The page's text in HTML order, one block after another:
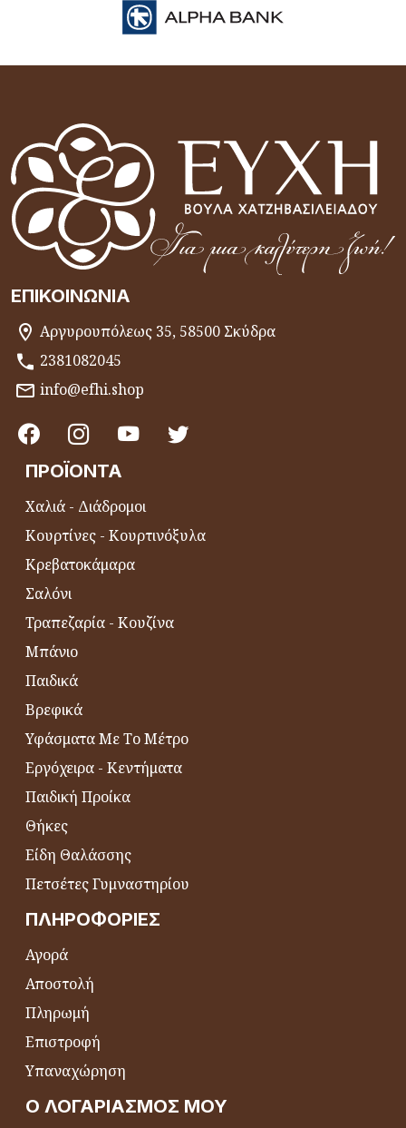
ΕΠΙΚΟΙΝΩΝΊΑ
Αργυρουπόλεως 35, 58500 Σκύδρα
2381082045
info@efhi.shop
ΠΡΟΪΌΝΤΑ
Χαλιά - Διάδρομοι
Κουρτίνες - Κουρτινόξυλα
Κρεβατοκάμαρα
Σαλόνι
Τραπεζαρία - Κουζίνα
Μπάνιο
Παιδικά
Βρεφικά
Υφάσματα Με Το Μέτρο
Εργόχειρα - Κεντήματα
Παιδική Προίκα
Θήκες
Είδη Θαλάσσης
Πετσέτες Γυμναστηρίου
ΠΛΗΡΟΦΟΡΊΕΣ
Αγορά
Αποστολή
Πληρωμή
Επιστροφή
Υπαναχώρηση
Ο ΛΟΓΑΡΙΑΣΜΌΣ ΜΟΥ